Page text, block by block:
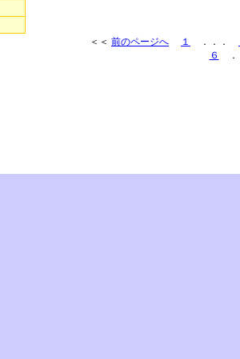
＜＜ 前のページへ １ ．．．
６
．